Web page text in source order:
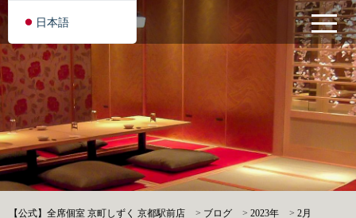
【公式】全席個室 京町しずく 京都駅前店 > ブログ >2023年 >2月
日本語